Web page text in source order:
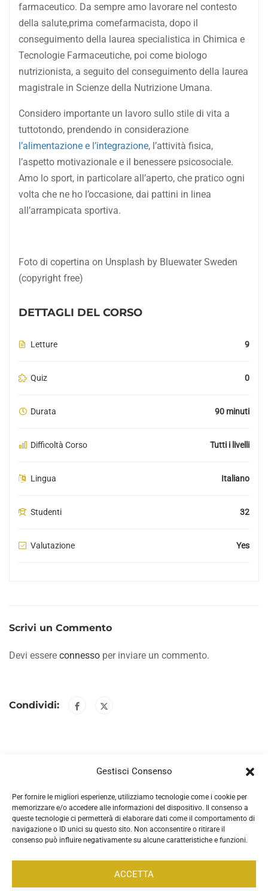
Gestisci Consenso
Per fornire le migliori esperienze, utilizziamo tecnologie come i cookie per
memorizzare e/o accedere alle informazioni del dispositivo. Il consenso a
queste tecnologie ci permetterà di elaborare dati come il comportamento di
navigazione o ID unici su questo sito. Non acconsentire o ritirare il
consenso può influire negativamente su alcune caratteristiche e funzioni.
ACCETTA
farmaceutico. Da sempre amo lavorare nel contesto
della salute,prima comefarmacista, dopo il
conseguimento della laurea specialistica in Chimica e
Tecnologie Farmaceutiche, poi come biologo
nutrizionista, a seguito del conseguimento della laurea
magistrale in Scienze della Nutrizione Umana.
Considero importante un lavoro sullo stile di vita a
tuttotondo, prendendo in considerazione
l’alimentazione e l’integrazione, l’attività fisica,
l’aspetto motivazionale e il benessere psicosociale.
Amo lo sport, in particolare all’aperto, che pratico ogni
volta che ne ho l’occasione, dai pattini in linea
all’arrampicata sportiva.
Foto di copertina on Unsplash by Bluewater Sweden
(copyright free)
DETTAGLI DEL CORSO
Letture 9
Quiz 0
Durata 90 minuti
Difficoltà Corso Tutti i livelli
Lingua Italiano
Studenti 32
Valutazione Yes
Scrivi un Commento
Devi essere connesso per inviare un commento.
Condividi: